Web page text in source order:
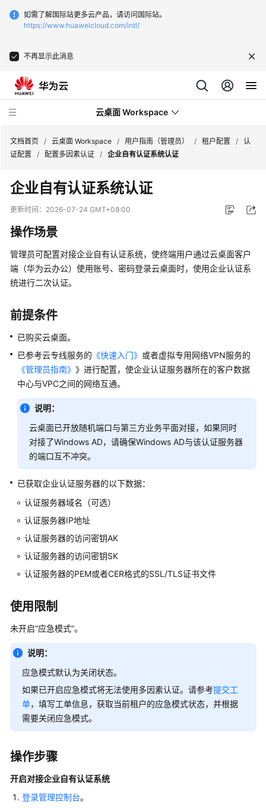
如需了解国际站更多云产品，请访问国际站。
https://www.huaweicloud.com/intl/
不再显示此消息
云桌面 Workspace
最
新
动
务
公
告
产
介
绍
计
费
说
快
入
门
户
指
南
（终
端
户）
用
户
指
南
理
员）
面
总
览
通
文档首页 / 云桌面 Workspace / 用户指南（管理员） / 租户配置 / 认
证配置
/ 配置多因素认证 / 企业自有认证系统认证
企业自有认证系统认证
更新时间： 2026-07-24 GMT+08:00
操作场景
管理员可配置对接企业自有认证系统，使终端用户通过云桌面客户
端（华为云办公）使用账号、密码登录云桌面时，使用企业认证系
统进行二次认证。
前提条件
已购买云桌面。
已参考云专线服务的 《快速入门》 或者虚拟专用网络VPN服务的
《管理员指南》 》进行配置，使企业认证服务器所在的客户数据
中心与VPC之间的网络互通。
说明：
云桌面已开放随机端口与第三方业务平面对接，如果同时
对接了Windows AD，请确保Windows AD与该认证服务器
的端口互不冲突。
已获取企业认证服务器的以下数据：
认证服务器域名（可选）
认证服务器IP地址
认证服务器的访问密钥AK
认证服务器的访问密钥SK
认证服务器的PEM或者CER格式的SSL/TLS证书文件
使用限制
未开启“应急模式”。
说明：
应急模式默认为关闭状态。
如果已开启应急模式将无法使用多因素认证。请参考提交工
单，填写工单信息，获取当前租户的应急模式状态，并根据
需要关闭应急模式。
操作步骤
开启对接企业自有认证系统
登录管理控制台。